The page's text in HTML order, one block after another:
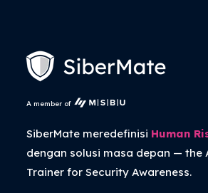
A member of
SiberMate meredefinisi Human
dengan solusi masa depan — the
Trainerfor Security Awareness.